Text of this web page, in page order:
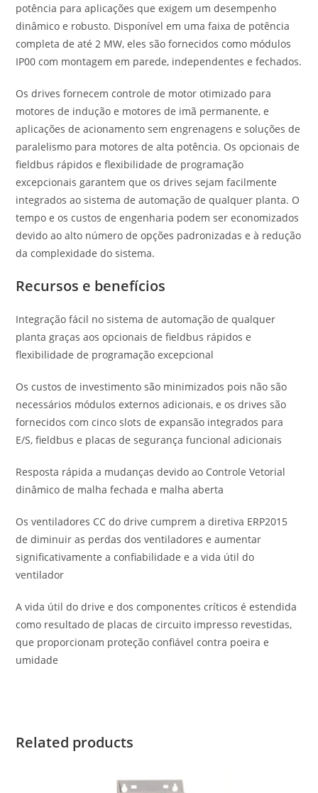
potência para aplicações que exigem um desempenho
dinâmico e robusto. Disponível em uma faixa de potência
completa de até 2 MW, eles são fornecidos como módulos
IP00 com montagem em parede, independentes e fechados.
Os drives fornecem controle de motor otimizado para
motores de indução e motores de imã permanente, e
aplicações de acionamento sem engrenagens e soluções de
paralelismo para motores de alta potência. Os opcionais de
fieldbus rápidos e flexibilidade de programação
excepcionais garantem que os drives sejam facilmente
integrados ao sistema de automação de qualquer planta. O
tempo e os custos de engenharia podem ser economizados
devido ao alto número de opções padronizadas e à redução
da complexidade do sistema.
Recursos e benefícios
Integração fácil no sistema de automação de qualquer
planta graças aos opcionais de fieldbus rápidos e
flexibilidade de programação excepcional
Os custos de investimento são minimizados pois não são
necessários módulos externos adicionais, e os drives são
fornecidos com cinco slots de expansão integrados para
E/S, fieldbus e placas de segurança funcional adicionais
Resposta rápida a mudanças devido ao Controle Vetorial
dinâmico de malha fechada e malha aberta
Os ventiladores CC do drive cumprem a diretiva ERP2015
de diminuir as perdas dos ventiladores e aumentar
significativamente a confiabilidade e a vida útil do
ventilador
A vida útil do drive e dos componentes críticos é estendida
como resultado de placas de circuito impresso revestidas,
que proporcionam proteção confiável contra poeira e
umidade
Related products